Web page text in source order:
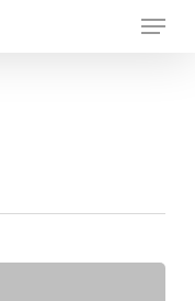
Menu